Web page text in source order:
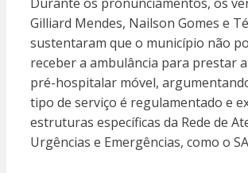
Gilliard Mendes, Nailson Gomes e
sustentaram que o município não
receber a ambulância para prestar
pré-hospitalar móvel,
tipo de serviço é regulamentado e
estruturas específicas da Rede de
Urgências e Emergências, como o